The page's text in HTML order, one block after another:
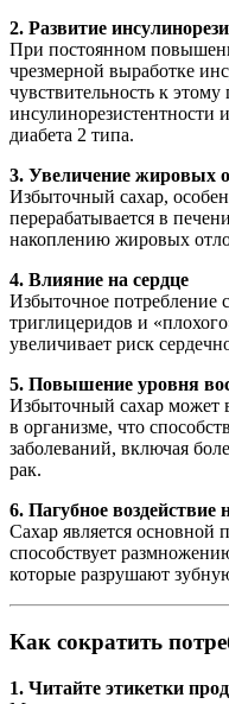
2. Развитие
При постоянном
чрезмерной выработке
чувствительность к этому
диабета 2 типа.
3. Увеличение жировых
Избыточный сахар,
перерабатывается в
накоплению жировых
4. Влияние на сердце
Избыточное потребление
триглицеридов и
увеличивает риск
5. Повышение уровня
Избыточный сахар может
в организме, что
заболеваний, включая
рак.
6. Пагубное воздействие
Сахар является основной
способствует
которые разрушают
Как сократить
1. Читайте этикетки